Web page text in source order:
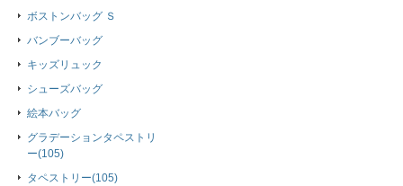
ボストンバッグ Ｓ
バンブーバッグ
キッズリュック
シューズバッグ
絵本バッグ
グラデーションタペストリ
ー(105)
タペストリー(105)